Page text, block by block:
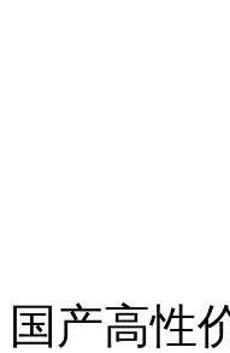
国产高性